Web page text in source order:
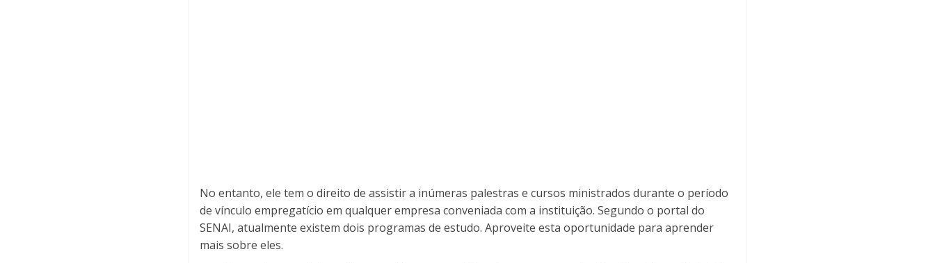
No entanto, ele tem o direito de assistir a inúmeras palestras e cursos ministrados durante o período
de vínculo empregatício em qualquer empresa conveniada com a instituição. Segundo o portal do
SENAI, atualmente existem dois programas de estudo. Aproveite esta oportunidade para aprender
mais sobre eles.